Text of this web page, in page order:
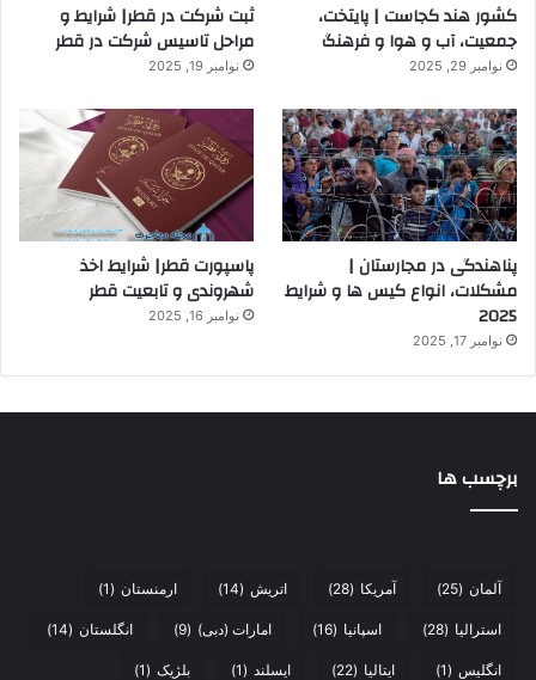
کشور هند کجاست | پایتخت،
جمعیت، آب و هوا و فرهنگ
نوامبر 29, 2025
ثبت شرکت در قطر| شرایط و
مراحل تاسیس شرکت در قطر
نوامبر 19, 2025
پناهندگی در مجارستان |
مشکلات، انواع کیس ها و شرایط
2025
نوامبر 17, 2025
پاسپورت قطر| شرایط اخذ
شهروندی و تابعیت قطر
نوامبر 16, 2025
برچسب ها
آلمان (25) آمریکا (28) اتریش (14) ارمنستان (1)
استرالیا (28) اسپانیا (16) امارات (دبی) (9) انگلستان (14)
انگلیس (1) ایتالیا (22) ایسلند (1) بلژیک (1)